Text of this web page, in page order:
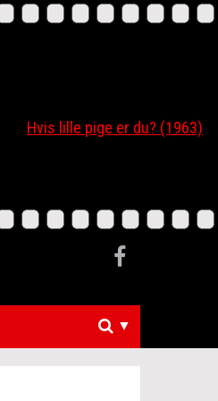
Hvis lille pige er du? (1963)
▼